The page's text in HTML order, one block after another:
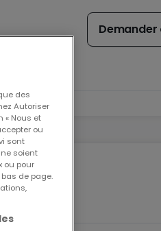
Demander
des
Autoriser
Nous et
ou
sont
soient
ou pour
de page.